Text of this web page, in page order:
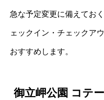
急な予定変更に備えてお
ェックイン・チェックア
おすすめします。
御立岬公園 コテ